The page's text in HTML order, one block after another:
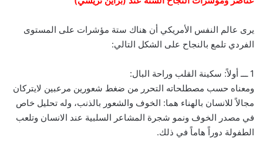
يرى عالم النفس الأمريكي أن هناك ستة مؤشرات على المستوى
الفردي تلمع بالنجاح على الشكل التالي:
1 ـــ أولاً: سكينة القلب وراحة البال:
ومعناه حسب مصطلحاته التحرر من ضغط شعورين مرعبين لايتركان
مجالاً للانسان بالهناء هما: الخوف والشعور بالذنب، وله تحليل خاص
في مصدر الخوف ونمو شجرة المشاعر السلبية عند الانسان وتلعب
الطفولة دوراً هاماً في ذلك.